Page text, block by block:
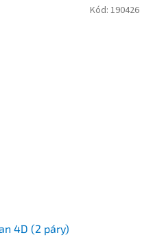
4D (2 páry)
Kód: 190426